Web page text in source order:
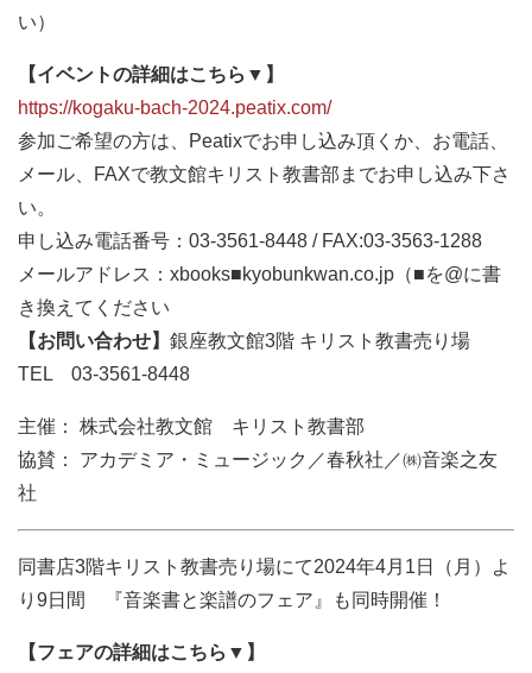
い）
【イベントの詳細はこちら▼】
https://kogaku-bach-2024.peatix.com/
参加ご希望の方は、Peatixでお申し込み頂くか、お電話、
メール、FAXで教文館キリスト教書部までお申し込み下さ
い。
申し込み電話番号：03-3561-8448 / FAX:03-3563-1288
メールアドレス：xbooks■kyobunkwan.co.jp（■を@に書
き換えてください
【お問い合わせ】 銀座教文館3階 キリスト教書売り場
TEL 03-3561-8448
主催： 株式会社教文館 キリスト教書部
協賛： アカデミア・ミュージック／春秋社／㈱音楽之友
社
同書店3階キリスト教書売り場にて2024年4月1日（月）よ
り9日間 『音楽書と楽譜のフェア』も同時開催！
【フェアの詳細はこちら▼】